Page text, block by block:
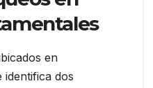
en
dos